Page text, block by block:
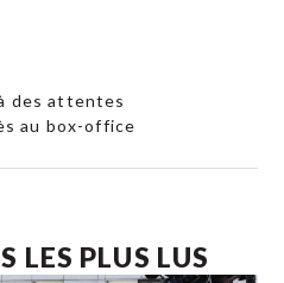
des attentes
au box-office
LES PLUS LUS